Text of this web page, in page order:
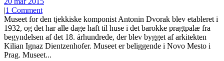
|1 Comment
Museet for den tjekkiske komponist Antonin Dvorak blev etableret i
1932, og det har alle dage haft til huse i det barokke pragtpalæ fra
begyndelsen af det 18. århundrede, der blev bygget af arkitekten
Kilian Ignaz Dientzenhofer. Museet er beliggende i Novo Mesto i
Prag. Museet...